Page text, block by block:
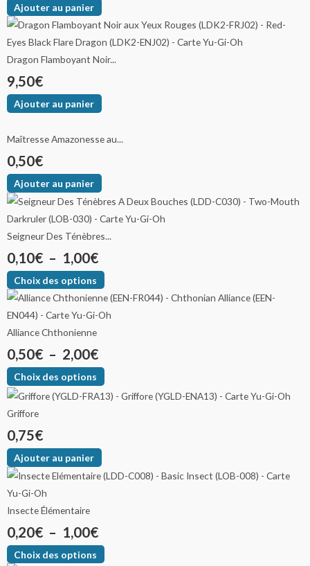
Ajouter au panier
Dragon Flamboyant Noir...
9,50€
Ajouter au panier
Maîtresse Amazonesse au...
0,50€
Ajouter au panier
Seigneur Des Ténèbres...
0,10€ – 1,00€
Choix des options
Alliance Chthonienne
0,50€ – 2,00€
Choix des options
Griffore
0,75€
Ajouter au panier
Insecte Élémentaire
0,20€ – 1,00€
Choix des options